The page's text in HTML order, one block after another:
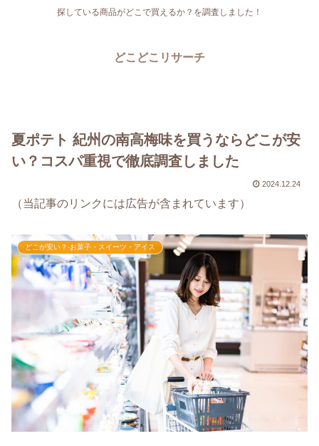
探している商品がどこで買えるか？を調査しました！
どこどこリサーチ
夏ポテト 紀州の南高梅味を買うならどこが安
い？コスパ重視で徹底調査しました
2024.12.24
（当記事のリンクには広告が含まれています）
どこが安い？-お菓子・スイーツ・アイス